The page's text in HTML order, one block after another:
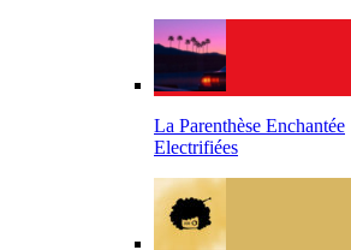
La Parenthèse Enchantée
Electrifiées